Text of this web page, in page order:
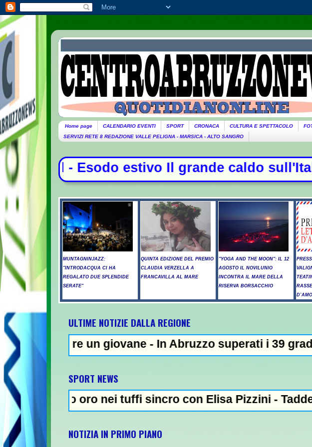
Home page CALENDARIO EVENTI SPORT CRONACA CULTURA E SPETTACOLO
SERVIZI RETE 8 REDAZIONE VALLE PELIGNA - MARSICA - ALTO SANGRO
estivo Il grande caldo sull'Italia, allerta
MUNTAGNINJAZZ:
"INTRODACQUA CI HA
REGALATO DUE SPLENDIDE
SERATE"
QUINTA EDIZIONE DEL PREMIO
CLAUDIA VERZELLA A
FRANCAVILLA AL MARE
"YOGA AND THE MOON": IL 12
AGOSTO IL NOVILUNIO
INCONTRA IL MARE DELLA
RISERVA BORSACCHIO
ULTIME NOTIZIE DALLA REGIONE
un giovane - In Abruzzo superati i 39 gradi, a
SPORT NEWS
oro nei tuffi sincro con Elisa Pizzini - Taddeucci oro
NOTIZIA IN PRIMO PIANO